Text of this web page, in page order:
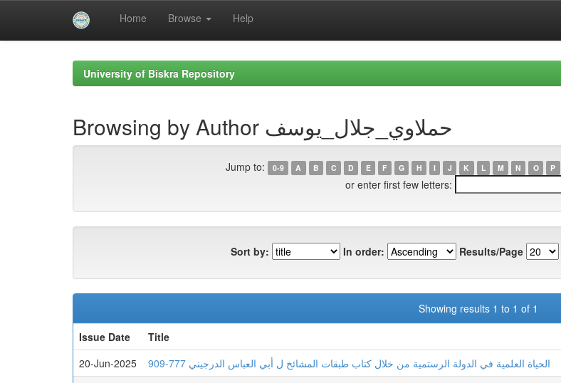
Home Browse Help
University of Biskra Repository
Browsing by Author حملاوي_جلال_يوسف
Jump to: 0-9 A B C D E F G H I J K L M N O P
or enter first few letters:
Sort by: In order: Results/Page
Showing results 1 to 1 of 1
Issue Date
Title
20-Jun-2025
الحياة العلمية في الدولة الرستمية من خلال كتاب طبقات المشائخ ل أبي العباس الدرجيني 777-909